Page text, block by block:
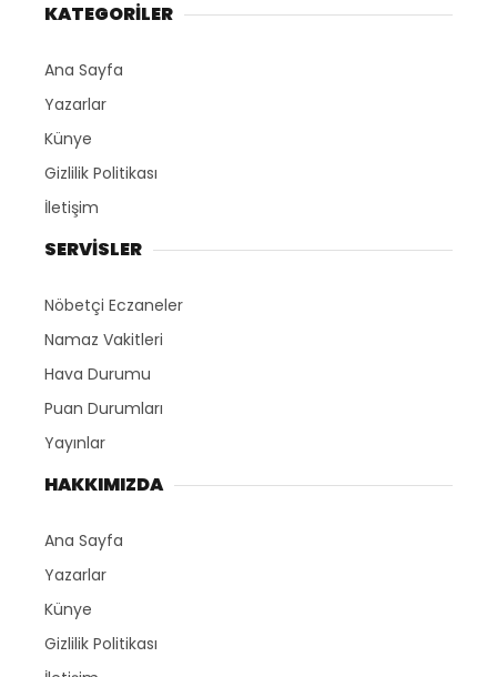
KATEGORİLER
Ana Sayfa
Yazarlar
Künye
Gizlilik Politikası
İletişim
SERVİSLER
Nöbetçi Eczaneler
Namaz Vakitleri
Hava Durumu
Puan Durumları
Yayınlar
HAKKIMIZDA
Ana Sayfa
Yazarlar
Künye
Gizlilik Politikası